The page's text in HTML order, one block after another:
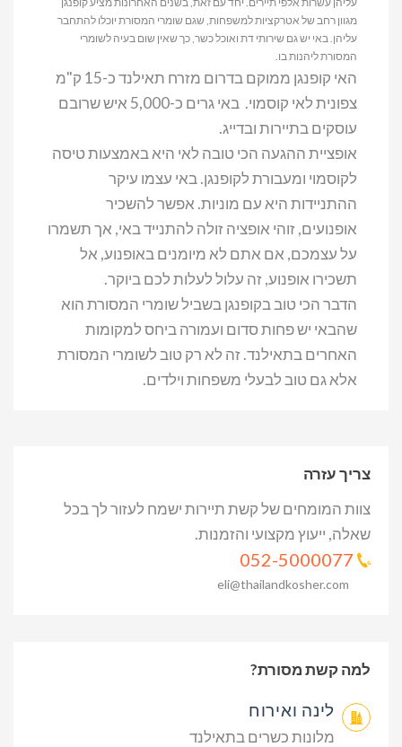
מגוון רחב של אטרקציות למשפחות, שגם שומרי המסורת יוכלו להתחבר
עליהן. באי יש גם שירותי דת ואוכל כשר, כך שאין שום בעיה לשומרי
המסורת ליהנות בו.
האי קופנגן ממוקם בדרום מזרח תאילנד כ-15 ק"מ
צפונית לאי קוסמוי. באי גרים כ-5,000 איש שרובם
עוסקים בתיירות ובדייג.
אופציית ההגעה הכי טובה לאי היא באמצעות טיסה
לקוסמוי ומעבורת לקופנגן. באי עצמו עיקר
ההתניידות היא עם מוניות. אפשר להשכיר
אופנועים, זוהי אופציה זולה להתנייד באי, אך תשמרו
על עצמכם, אם אתם לא מיומנים באופנוע, אל
תשכירו אופנוע, זה עלול לעלות לכם ביוקר.
הדבר הכי טוב בקופנגן בשביל שומרי המסורת הוא
שהבאי יש פחות סדום ועמורה ביחס למקומות
האחרים בתאילנד. זה לא רק טוב לשומרי המסורת
אלא גם טוב לבעלי משפחות וילדים.
צריך עזרה
צוות המומחים של קשת תיירות ישמח לעזור לך בכל
שאלה, ייעוץ מקצועי והזמנות.
eli@thailandkosher.com
למה קשת מסורת?
לינה ואירוח
מלונות כשרים בתאילנד